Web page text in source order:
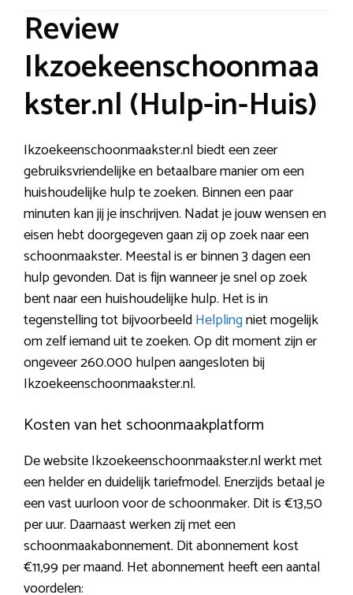
Review
Ikzoekeenschoonmaa
kster.nl (Hulp-in-Huis)
Ikzoekeenschoonmaakster.nl biedt een zeer
gebruiksvriendelijke en betaalbare manier om een
huishoudelijke hulp te zoeken. Binnen een paar
minuten kan jij je inschrijven. Nadat je jouw wensen en
eisen hebt doorgegeven gaan zij op zoek naar een
schoonmaakster. Meestal is er binnen 3 dagen een
hulp gevonden. Dat is fijn wanneer je snel op zoek
bent naar een huishoudelijke hulp. Het is in
tegenstelling tot bijvoorbeeldHelplingniet mogelijk
om zelf iemand uit te zoeken. Op dit moment zijn er
ongeveer 260.000 hulpen aangesloten bij
Ikzoekeenschoonmaakster.nl.
Kosten van het schoonmaakplatform
De website Ikzoekeenschoonmaakster.nl werkt met
een helder en duidelijk tariefmodel. Enerzijds betaal je
een vast uurloon voor de schoonmaker. Dit is €13,50
per uur. Daarnaast werken zij met een
schoonmaakabonnement. Dit abonnement kost
€11,99 per maand. Het abonnement heeft een aantal
voordelen: